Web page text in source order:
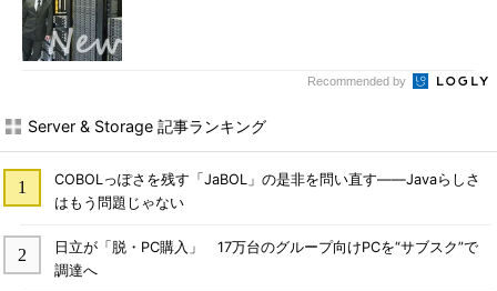
Recommended by
Server & Storage 記事ランキング
COBOLっぽさを残す「JaBOL」の是非を問い直す――Javaらしさ
はもう問題じゃない
日立が「脱・PC購入」 17万台のグループ向けPCを“サブスク”で
調達へ